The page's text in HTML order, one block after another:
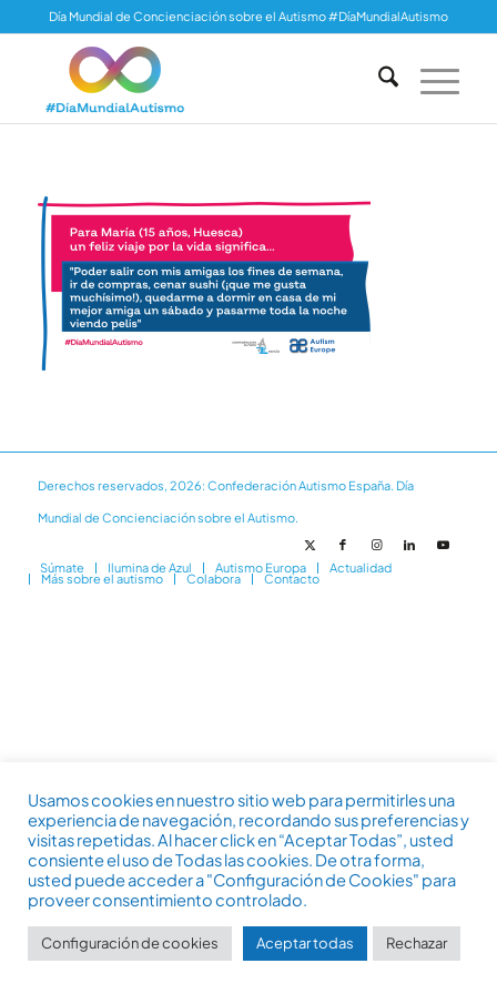
Día Mundial de Concienciación sobre el Autismo #DíaMundialAutismo
Derechos reservados, 2026: Confederación Autismo España. Día
Mundial de Concienciación sobre el Autismo.
Súmate Ilumina de Azul Autismo Europa Actualidad
Más sobre el autismo Colabora Contacto
Usamos cookies en nuestro sitio web para permitirles una
experiencia de navegación, recordando sus preferencias y
visitas repetidas. Al hacer click en “Aceptar Todas”, usted
consiente el uso de Todas las cookies. De otra forma,
usted puede acceder a "Configuración de Cookies" para
proveer consentimiento controlado.
Configuración de cookies Aceptar todas Rechazar